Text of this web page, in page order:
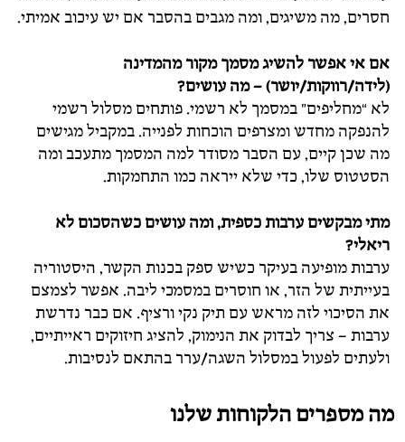
חסרים, מה משיגים, ומה מגבים בהסבר אם יש עיכוב אמיתי.
אם אי אפשר להשיג מסמך מקור מהמדינה
(לידה/רווקות/יושר) – מה עושים?
לא “מחליפים” במסמך לא רשמי. פותחים מסלול רשמי
להנפקה מחדש ומצרפים הוכחות לפנייה. במקביל מגישים
מה שכן קיים, עם הסבר מסודר למה המסמך מתעכב ומה
הסטטוס שלו, כדי שלא ייראה כמו התחמקות.
מתי מבקשים ערבות כספית, ומה עושים כשהסכום לא
ריאלי?
ערבות מופיעה בעיקר כשיש ספק בכנות הקשר, היסטוריה
בעייתית של הזר, או חוסרים במסמכי ליבה. אפשר לצמצם
את הסיכוי לזה מראש עם תיק נקי ורציף. אם כבר נדרשת
ערבות – צריך לבדוק את הנימוק, להציג חיזוקים ראייתיים,
ולעתים לפעול במסלול השגה/ערר בהתאם לנסיבות.
מה מספרים הלקוחות שלנו